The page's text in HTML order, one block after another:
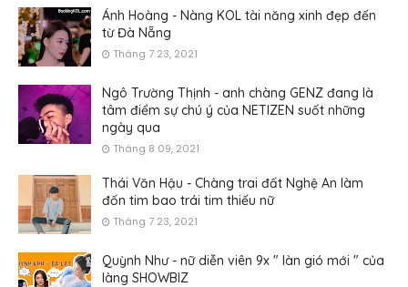
Ánh Hoàng - Nàng KOL tài năng xinh đẹp đến
từ Đà Nẵng
Tháng 7 23, 2021
Ngô Trường Thịnh - anh chàng GENZ đang là
tâm điểm sự chú ý của NETIZEN suốt những
ngày qua
Tháng 8 09, 2021
Thái Văn Hậu - Chàng trai đất Nghệ An làm
đốn tim bao trái tim thiếu nữ
Tháng 7 23, 2021
Quỳnh Như - nữ diễn viên 9x " làn gió mới " của
làng SHOWBIZ